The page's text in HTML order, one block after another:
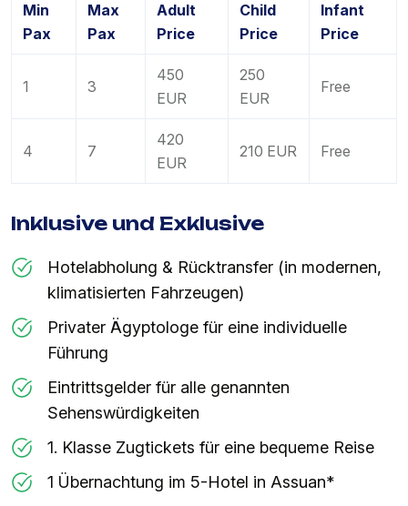
Min
Pax
Max
Pax
Adult
Price
Child
Price
Infant
Price
1 3
450
EUR
250
EUR
Free
4 7
420
EUR
210 EUR Free
Inklusive und Exklusive
Hotelabholung & Rücktransfer (in modernen,
klimatisierten Fahrzeugen)
Privater Ägyptologe für eine individuelle
Führung
Eintrittsgelder für alle genannten
Sehenswürdigkeiten
1. Klasse Zugtickets für eine bequeme Reise
1 Übernachtung im 5-Hotel in Assuan*